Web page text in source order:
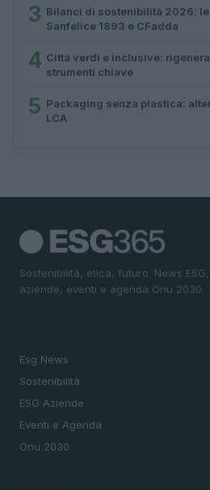
3 Bilanci di sostenibilità 2026:
Sanfelice 1893 e CFadda
4 Città verdi e inclusive:
strumenti chiave
5 Packaging senza plastica:
LCA
Sostenibilità, etica, futuro. News
aziende, eventi e agenda Onu 2030.
Esg News
Sostenibilità
ESG Aziende
Eventi e Agenda
Onu 2030